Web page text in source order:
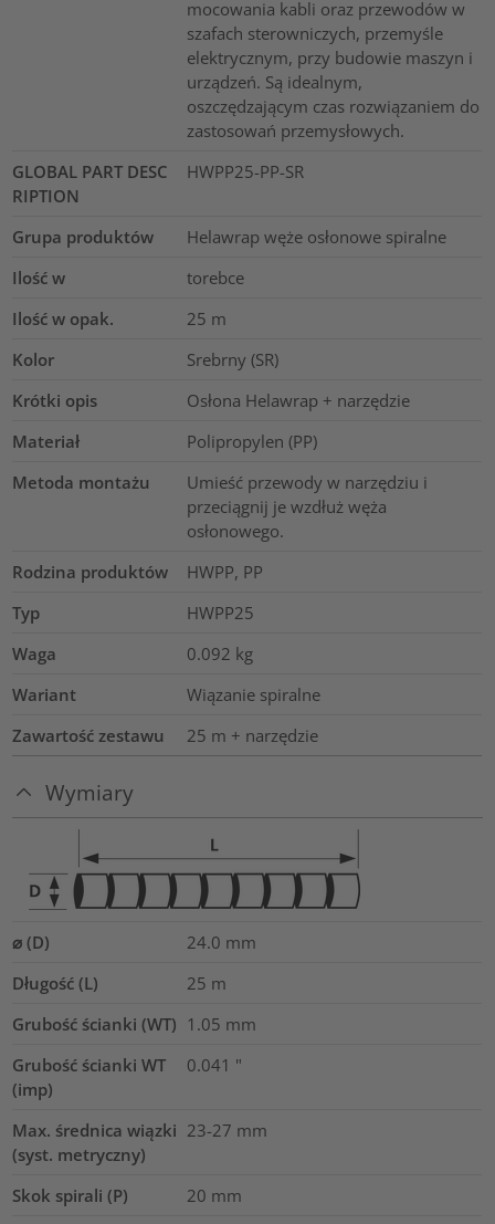
mocowania kabli oraz przewodów w
szafach sterowniczych, przemyśle
elektrycznym, przy budowie maszyn i
urządzeń. Są idealnym,
oszczędzającym czas rozwiązaniem do
zastosowań przemysłowych.
GLOBAL PART DESC
RIPTION
HWPP25-PP-SR
Grupa produktów
Helawrap węże osłonowe spiralne
Ilość w
torebce
Ilość w opak.
25 m
Kolor
Srebrny (SR)
Krótki opis
Osłona Helawrap + narzędzie
Materiał
Polipropylen (PP)
Metoda montażu
Umieść przewody w narzędziu i
przeciągnij je wzdłuż węża
osłonowego.
Rodzina produktów
HWPP, PP
Typ
HWPP25
Waga
0.092 kg
Wariant
Wiązanie spiralne
Zawartość zestawu
25 m + narzędzie
Wymiary
⌀ (D) 24.0 mm
Długość (L)
25 m
Grubość ścianki (WT) 1.05 mm
Grubość ścianki WT
(imp)
0.041 "
Max. średnica wiązki
(syst. metryczny)
23-27 mm
Skok spirali (P) 20 mm